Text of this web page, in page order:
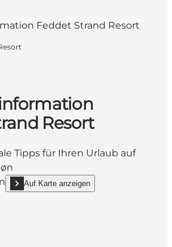
Resort
Tipps für Ihren Urlaub auf
Feddet Strand
Auf Karte anzeigen
show Touristeninformation Feddet Strand